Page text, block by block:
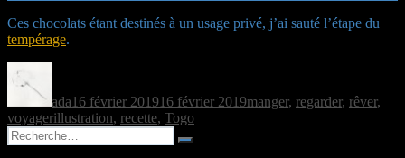
Ces chocolats étant destinés à un usage privé, j’ai sauté l’étape du
tempérage.
ada16 février 201916 février 2019manger, regarder, rêver,
voyagerÉtiquettes
illustration, recette, Togo
Recherche
pour :
Recherche